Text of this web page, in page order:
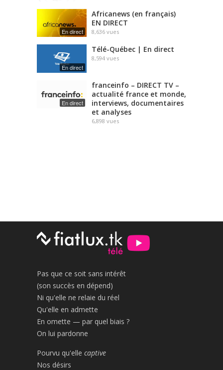
En direct
Africanews (en français)
EN DIRECT
8,636 vues
En direct
Télé-Québec | En direct
8,594 vues
En direct
franceinfo – DIRECT TV –
actualité france et monde,
interviews, documentaires
et analyses
6,898 vues
Pas que ce soit sans intérêt
(son succès en dépend)
Ni qu'elle ne relaie du réel
Qu'elle en admette
En omette — par quel biais ?
On lui pardonne
Pourvu qu'elle captive
Nos désirs